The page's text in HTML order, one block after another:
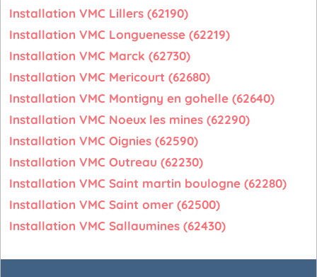
Installation VMC Lillers (62190)
Installation VMC Longuenesse (62219)
Installation VMC Marck (62730)
Installation VMC Mericourt (62680)
Installation VMC Montigny en gohelle (62640)
Installation VMC Noeux les mines (62290)
Installation VMC Oignies (62590)
Installation VMC Outreau (62230)
Installation VMC Saint martin boulogne (62280)
Installation VMC Saint omer (62500)
Installation VMC Sallaumines (62430)